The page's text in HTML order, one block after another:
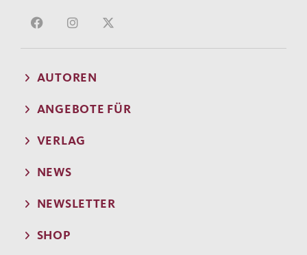
AUTOREN
ANGEBOTE FÜR
VERLAG
NEWS
NEWSLETTER
SHOP